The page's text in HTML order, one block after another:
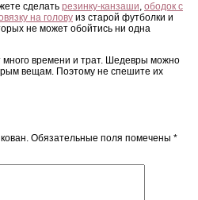
сделать резинку-канзаши, ободок с
на голову из старой футболки и
не может обойтись ни одна
много времени и трат. Шедевры можно
вещам. Поэтому не спешите их
Обязательные поля помечены *